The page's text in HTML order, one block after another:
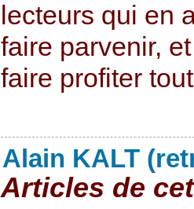
lecteurs qui en
faire parvenir,
faire profiter
Alain KALT
Articles de